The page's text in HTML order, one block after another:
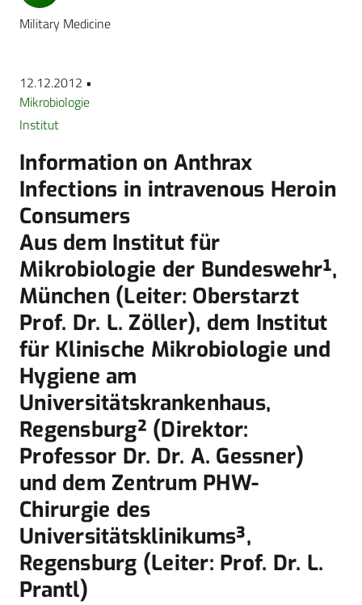
Military Medicine
12.12.2012 •
Mikrobiologie
Institut
Information on Anthrax
Infections in intravenous Heroin
Consumers
Aus dem Institut für
Mikrobiologie der Bundeswehr¹,
München (Leiter: Oberstarzt
Prof. Dr. L. Zöller), dem Institut
für Klinische Mikrobiologie und
Hygiene am
Universitätskrankenhaus,
Regensburg² (Direktor:
Professor Dr. Dr. A. Gessner)
und dem Zentrum PHW-
Chirurgie des
Universitätsklinikums³,
Regensburg (Leiter: Prof. Dr. L.
Prantl)